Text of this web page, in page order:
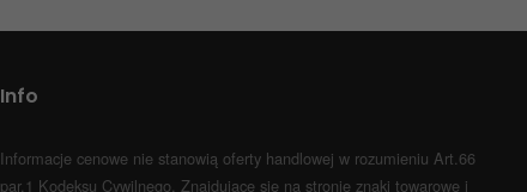
Info
Informacje cenowe nie stanowią oferty handlowej w rozumieniu Art.66
par.1 Kodeksu Cywilnego. Znajdujące się na stronie znaki towarowe i